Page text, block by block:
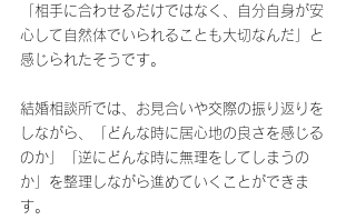
「相手に合わせるだけではなく、自分自身が安
心して自然体でいられることも大切なんだ」と
感じられたそうです。
結婚相談所では、お見合いや交際の振り返りを
しながら、「どんな時に居心地の良さを感じる
のか」「逆にどんな時に無理をしてしまうの
か」を整理しながら進めていくことができま
す。